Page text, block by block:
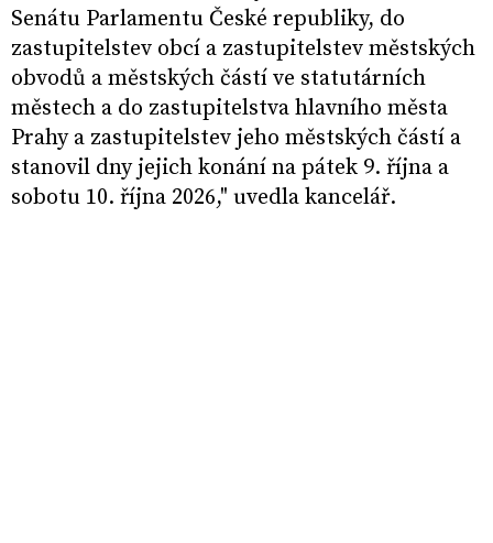
Senátu Parlamentu České republiky, do
zastupitelstev obcí a zastupitelstev městských
obvodů a městských částí ve statutárních
městech a do zastupitelstva hlavního města
Prahy a zastupitelstev jeho městských částí a
stanovil dny jejich konání na pátek 9. října a
sobotu 10. října 2026," uvedla kancelář.